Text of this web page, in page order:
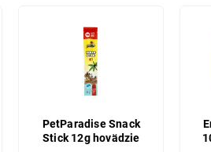
PetParadise Snack
Stick 12g hovädzie